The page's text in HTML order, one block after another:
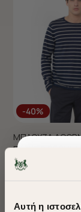
Αυτή η
-40%
ΜΠΛΟΥΖΑ
ΠΛΕΚΤΟ REGULAR
€75,00